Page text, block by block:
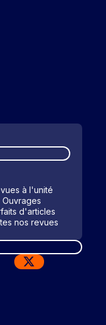
à l'unité
Ouvrages
d'articles
nos revues